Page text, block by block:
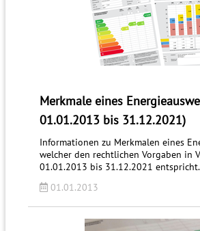
Merkmale eines
01.01.2013 bis 31.12.2021)
Informationen zu Merkmalen eines
welcher den rechtlichen Vorgaben in
01.01.2013 bis 31.12.2021 entspricht.
01.01.2013